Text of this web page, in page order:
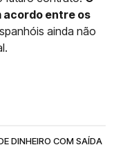
acordo entre os
ainda não
DINHEIRO COM SAÍDA